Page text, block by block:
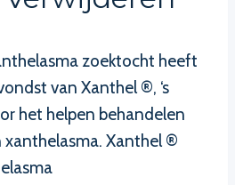
zoektocht heeft
van Xanthel ®, ‘s
het helpen behandelen
xanthelasma. Xanthel ®